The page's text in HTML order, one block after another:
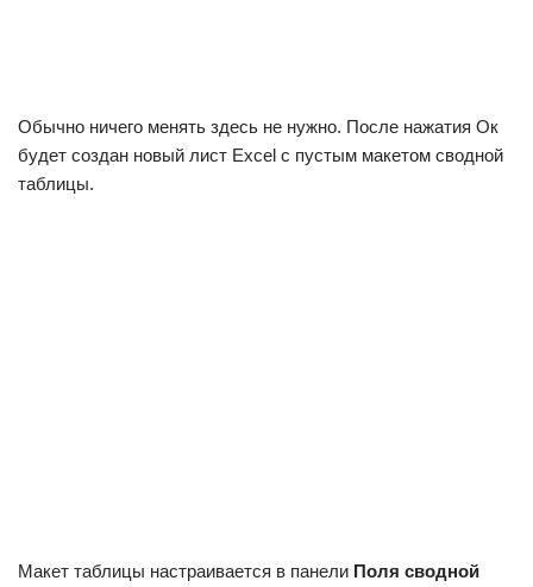
Обычно ничего менять здесь не нужно. После нажатия Ок
будет создан новый лист Excel с пустым макетом сводной
таблицы.
Макет таблицы настраивается в панели Поля сводной